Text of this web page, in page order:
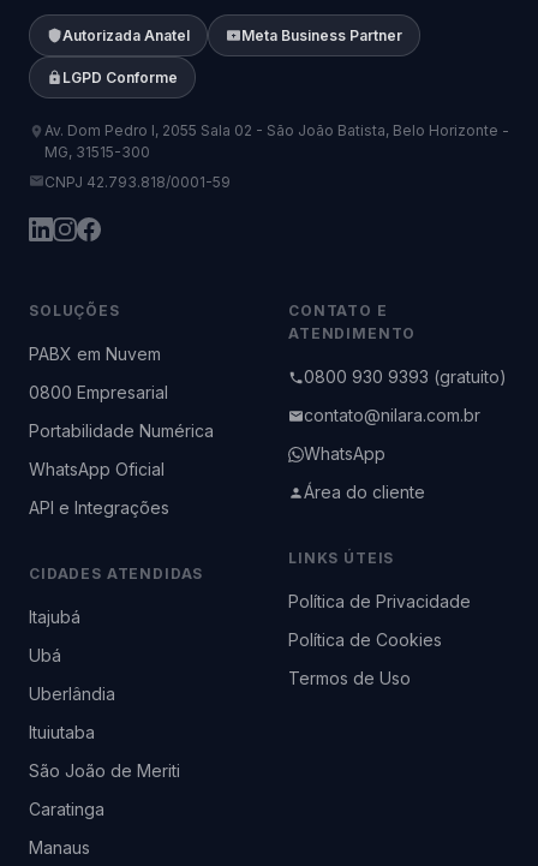
Autorizada Anatel Meta Business Partner
LGPD Conforme
Av. Dom Pedro I, 2055 Sala 02 - São João Batista, Belo Horizonte -
MG, 31515-300
CNPJ 42.793.818/0001-59
SOLUÇÕES
PABX em Nuvem
0800 Empresarial
Portabilidade Numérica
WhatsApp Oficial
API e Integrações
CIDADES ATENDIDAS
Itajubá
Ubá
Uberlândia
Ituiutaba
São João de Meriti
Caratinga
Manaus
CONTATO E
ATENDIMENTO
0800 930 9393 (gratuito)
contato@nilara.com.br
WhatsApp
Área do cliente
LINKS ÚTEIS
Política de Privacidade
Política de Cookies
Termos de Uso